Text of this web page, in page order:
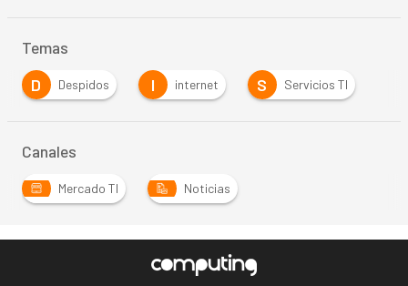
Temas
D
Despidos I internet S Servicios TI
Canales
Mercado TI Noticias